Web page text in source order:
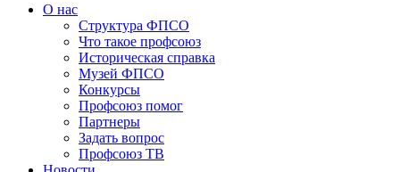
О нас
Структура ФПСО
Что такое профсоюз
Историческая справка
Музей ФПСО
Конкурсы
Профсоюз помог
Партнеры
Задать вопрос
Профсоюз ТВ